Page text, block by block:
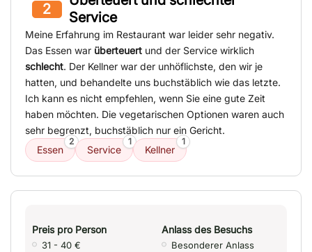
2
Service
Meine Erfahrung im Restaurant war leider sehr negativ.
Das Essen war überteuert und der Service wirklich
schlecht. Der Kellner war der unhöflichste, den wir je
hatten, und behandelte uns buchstäblich wie das letzte.
Ich kann es nicht empfehlen, wenn Sie eine gute Zeit
haben möchten. Die vegetarischen Optionen waren auch
sehr begrenzt, buchstäblich nur ein Gericht.
Essen
2
Service
1
Kellner
1
Preis pro Person
31 - 40 €
Anlass des Besuchs
Besonderer Anlass